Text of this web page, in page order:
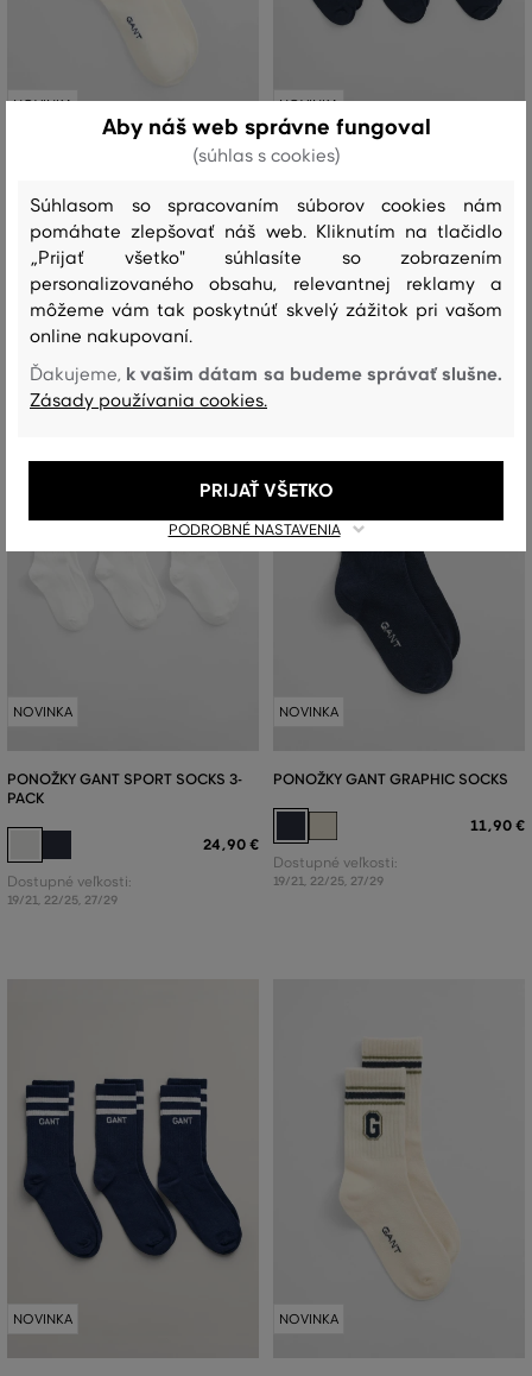
NOVINKA
11 ,90 €
Dostupné veľkosti:
31/33, 34/36, 37/39, 40/42
NOVINKA
24,90 €
Dostupné veľkosti:
19/21, 22/25, 27/29
NOVINKA
PONOŽKY GANT SPORT SOCKS 3-
PACK
24,90 €
Dostupné veľkosti:
19/21, 22/25, 27/29
NOVINKA
PONOŽKY GANT GRAPHIC SOCKS
11,90 €
Dostupné veľkosti:
19/21, 22/25, 27/29
NOVINKA NOVINKA
Aby náš web správne fungoval
(súhlas s cookies)
Súhlasom so spracovaním súborov cookies nám
pomáhate zlepšovať náš web. Kliknutím na tlačidlo
„Prijať všetko" súhlasíte so zobrazením
personalizovaného obsahu, relevantnej reklamy a
môžeme vám tak poskytnúť skvelý zážitok pri vašom
online nakupovaní.
Ďakujeme, k vašim dátam sa budeme správať slušne.
Zásady používania cookies.
PODROBNÉ NASTAVENIA
PRIJAŤ VŠETKO